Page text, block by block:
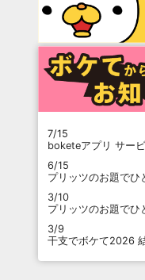
7/15
boketeアプリ サー
6/15
プリッツのお題でひ
3/10
プリッツのお題でひ
3/9
干支でボケて2026